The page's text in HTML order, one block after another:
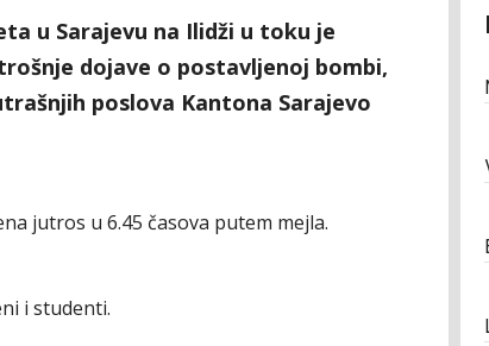
u Sarajevu na Ilidži u toku je
dojave o postavljenoj bombi,
poslova Kantona Sarajevo
jutros u 6.45 časova putem mejla.
i studenti.